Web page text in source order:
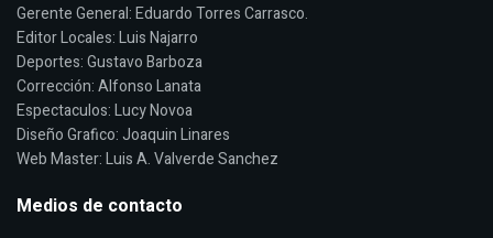
Gerente General: Eduardo Torres Carrasco.
Editor Locales: Luis Najarro
Deportes: Gustavo Barboza
Corrección: Alfonso Lanata
Espectaculos: Lucy Novoa
Diseño Grafico: Joaquin Linares
Web Master: Luis A. Valverde Sanchez
Medios de contacto